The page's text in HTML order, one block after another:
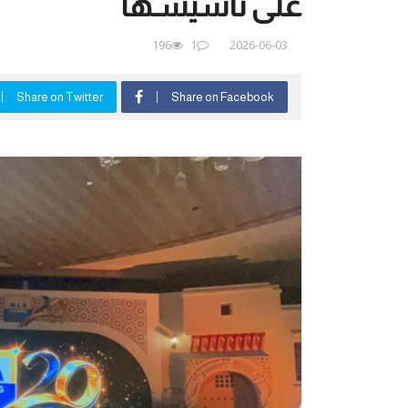
2026-06-03
1
196
Share on Facebook
Share on Twitter